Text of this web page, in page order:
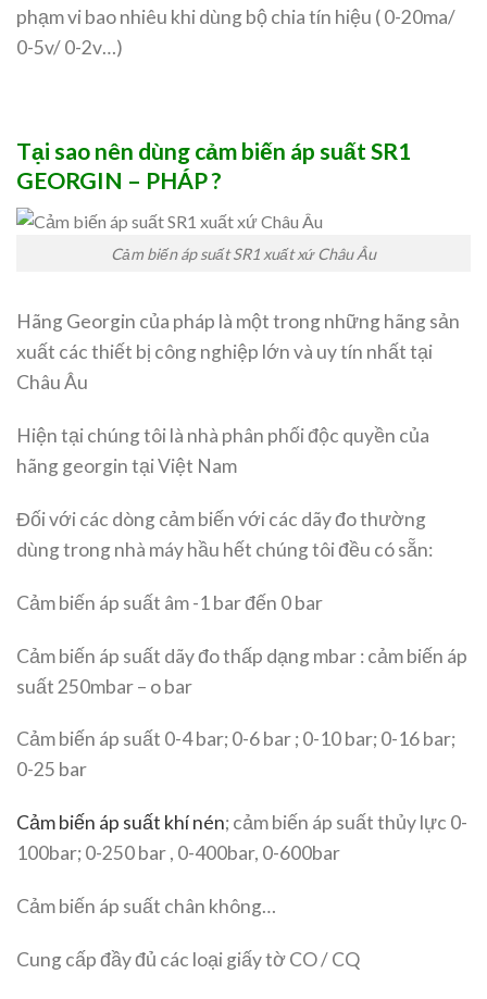
phạm vi bao nhiêu khi dùng bộ chia tín hiệu ( 0-20ma/
0-5v/ 0-2v…)
Tại sao nên dùng cảm biến áp suất SR1
GEORGIN – PHÁP ?
Cảm biến áp suất SR1 xuất xứ Châu Âu
Hãng Georgin của pháp là một trong những hãng sản
xuất các thiết bị công nghiệp lớn và uy tín nhất tại
Châu Âu
Hiện tại chúng tôi là nhà phân phối độc quyền của
hãng georgin tại Việt Nam
Đối với các dòng cảm biến với các dãy đo thường
dùng trong nhà máy hầu hết chúng tôi đều có sẵn:
Cảm biến áp suất âm -1 bar đến 0 bar
Cảm biến áp suất dãy đo thấp dạng mbar : cảm biến áp
suất 250mbar – o bar
Cảm biến áp suất 0-4 bar; 0-6 bar ; 0-10 bar; 0-16 bar;
0-25 bar
Cảm biến áp suất khí nén; cảm biến áp suất thủy lực 0-
100bar; 0-250 bar , 0-400bar, 0-600bar
Cảm biến áp suất chân không…
Cung cấp đầy đủ các loại giấy tờ CO / CQ